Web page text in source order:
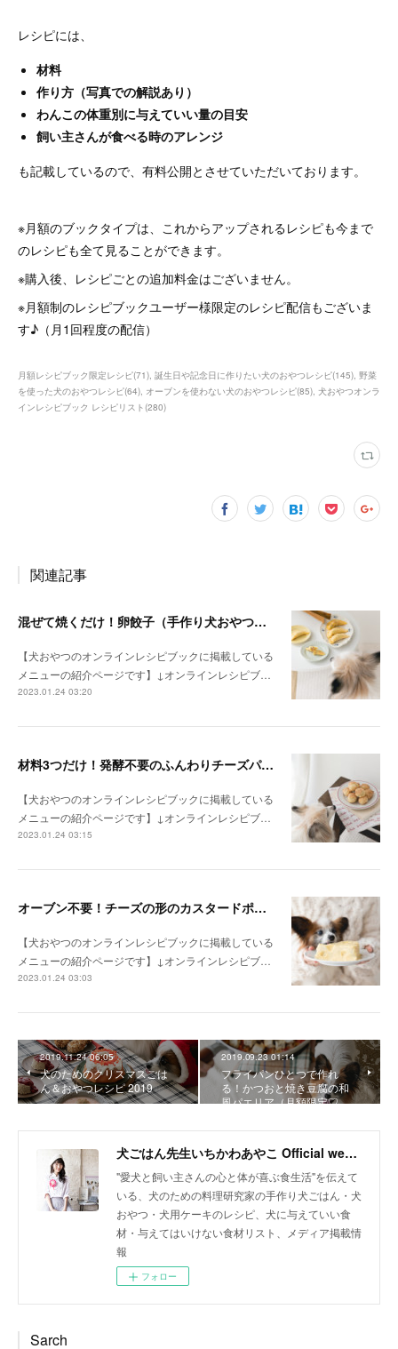
レシピには、
材料
作り方（写真での解説あり）
わんこの体重別に与えていい量の目安
飼い主さんが食べる時のアレンジ
も記載しているので、有料公開とさせていただいております。
※月額のブックタイプは、これからアップされるレシピも今まで
のレシピも全て見ることができます。
※購入後、レシピごとの追加料金はございません。
※月額制のレシピブックユーザー様限定のレシピ配信もございま
す♪（月1回程度の配信）
月額レシピブック限定レシピ(71) 誕生日や記念日に作りたい犬のおやつレシピ(145) 野菜
を使った犬のおやつレシピ(64) オーブンを使わない犬のおやつレシピ(85) 犬おやつオンラ
インレシピブック レシピリスト(280)
関連記事
混ぜて焼くだけ！卵餃子（手作り犬おやつレシピ）
【犬おやつのオンラインレシピブックに掲載している
メニューの紹介ページです】↓オンラインレシピブ…
2023.01.24 03:20
材料3つだけ！発酵不要のふんわりチーズパン（手作り犬おやつレシピ）
【犬おやつのオンラインレシピブックに掲載している
メニューの紹介ページです】↓オンラインレシピブ…
2023.01.24 03:15
オーブン不要！チーズの形のカスタードポテトケーキ（手作り犬おやつレシピ）
【犬おやつのオンラインレシピブックに掲載している
メニューの紹介ページです】↓オンラインレシピブ…
2023.01.24 03:03
2019.11.24 06:05
犬のためのクリスマスごは
ん＆おやつレシピ 2019
2019.09.23 01:14
フライパンひとつで作れ
る！かつおと焼き豆腐の和
風パエリア（月額限定♡…
犬ごはん先生いちかわあやこ Official web site
"愛犬と飼い主さんの心と体が喜ぶ食生活"を伝えて
いる、犬のための料理研究家の手作り犬ごはん・犬
おやつ・犬用ケーキのレシピ、犬に与えていい食
材・与えてはいけない食材リスト、メディア掲載情
報
フォロー
Sarch